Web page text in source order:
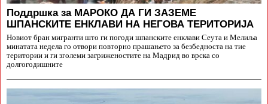
Поддршка за МАРОКО ДА ГИ ЗАЗЕМЕ
ШПАНСКИТЕ ЕНКЛАВИ НА НЕГОВА ТЕРИТОРИЈА
Новиот бран мигранти што ги погоди шпанските енклави Сеута и Мелиља
минатата недела го отвори повторно прашањето за безбедноста на тие
територии и ги зголеми загриженостите на Мадрид во врска со
долгогодишните